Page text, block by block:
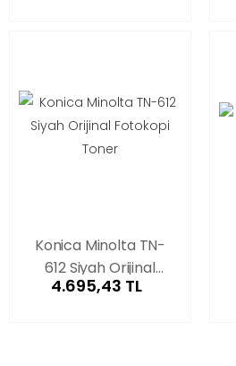
Konica Minolta TN-
612 Siyah Orijinal
Fotokopi Toner
4.695,43 TL